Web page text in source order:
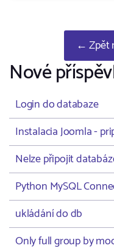
← Zpět
Nové
Login do databaze
Instalacia Joomla -
Nelze připojit
Python MySQL
ukládání do db
Only full group by